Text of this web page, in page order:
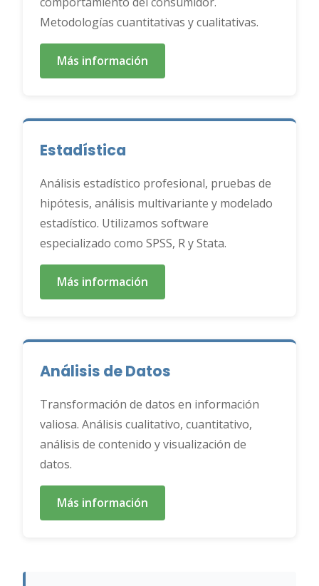
Metodologías cuantitativas y cualitativas.
Más información
Estadística
Análisis estadístico profesional, pruebas de
hipótesis, análisis multivariante y modelado
estadístico. Utilizamos software
especializado como SPSS, R y Stata.
Más información
Análisis de Datos
Transformación de datos en información
valiosa. Análisis cualitativo, cuantitativo,
análisis de contenido y visualización de
datos.
Más información